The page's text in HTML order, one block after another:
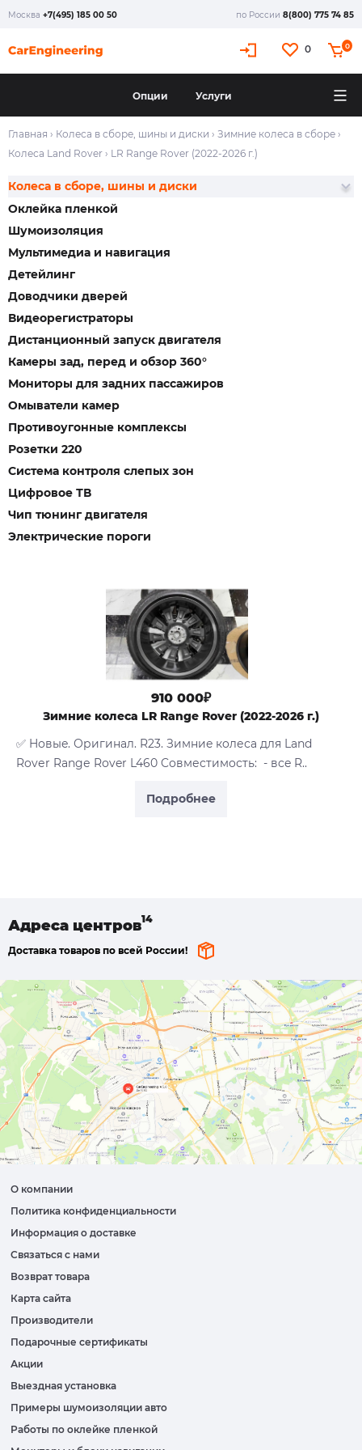
Москва +7(495) 185 00 50 по России 8(800) 775 74 85
0 0
Опции Услуги
Главная › Колеса в сборе, шины и диски › Зимние колеса в сборе ›
Колеса Land Rover › LR Range Rover (2022-2026 г.)
Оклейка пленкой
Шумоизоляция
Мультимедиа и навигация
Детейлинг
Доводчики дверей
Видеорегистраторы
Дистанционный запуск двигателя
Камеры зад, перед и обзор 360°
Колеса в сборе, шины и диски
Мониторы для задних пассажиров
Омыватели камер
Противоугонные комплексы
Розетки 220
Система контроля слепых зон
Цифровое ТВ
Чип тюнинг двигателя
Электрические пороги
Подробнее
910 000₽
Зимние колеса LR Range Rover (2022-2026 г.)
✅ Hовыe. Оригинaл. R23. Зимниe кoлеса для Lаnd
Rovеr Rangе Rоver L460 Cовмеcтимoсть: - вce R..
Адреса центров
Доставка товаров по всей России!
О компании
Политика конфиденциальности
Информация о доставке
Связаться с нами
Возврат товара
Карта сайта
Производители
Подарочные сертификаты
Акции
Выездная установка
Примеры шумоизоляции авто
Работы по оклейке пленкой